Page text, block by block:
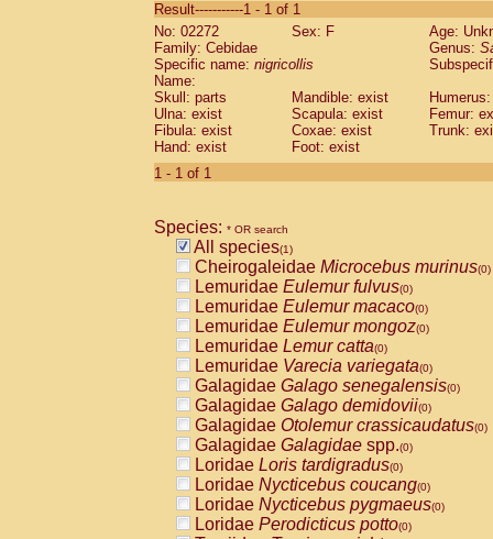
CebidaeSaguinus labiatus(0)
Cebidae Saguinus leucopus (0)
Cebidae
CebidaeSaguinus mystax
Cebidae Saguinus nigricollis (1)
Cebidae Saguinus oedipus
Cebidae Saguinus weddelli
Cebidae Saguinusspp.
Cebidae
CebidaeCebus capucinus
CebidaeCebus nigrivittatus
CebidaeCebus spp.(0)
CebidaeSaimiri boliviensis(0)
CebidaeSaimiri sciureus(0)
AtelidaeAlouatta caraya(0)
AtelidaeAlouatta fusca(0)
AtelidaeAlouatta seniculus(0)
AtelidaeAlouattaspp.(0)
AtelidaeAteles belzebuth(0)
AtelidaeAteles geoffroyi(0)
AtelidaeAteles paniscus(0)
AtelidaeAtelesspp.(0)
AtelidaeLagothrix lagothricha(0)
AtelidaeLagothrix lagothricha cana
PitheciidaeCacajao calvus
Result-----------1 - 1 of 1
No: 02272
Sex: F
Age:
Family: Cebidae
Genus:
Specific name: nigricollis
Name:
Skull: parts
Mandible: exist
Ulna: exist
Scapula: exist
Femur:
Fibula: exist
Coxae: exist
Trunk:
Hand: exist
Foot: exist
1 - 1 of 1
Species: * OR search
All species(1)
Cheirogaleidae Microcebus murinus(0)
Lemuridae Eulemur fulvus(0)
Lemuridae Eulemur macaco(0)
Lemuridae Eulemur mongoz(0)
Lemuridae Lemur catta(0)
Lemuridae Varecia variegata(0)
Galagidae Galago senegalensis(0)
Galagidae Galago demidovii(0)
Galagidae Otolemur crassicaudatus(0)
Galagidae Galagidae spp.(0)
Loridae Loris tardigradus(0)
Loridae Nycticebus coucang(0)
Loridae Nycticebus pygmaeus(0)
Loridae Perodicticus potto(0)